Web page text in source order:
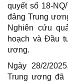
quyết số 18-
đảng Trung
Nghiên cứu
hoạch và Đầu
ương.
Ngày 28/2/
Trung ương đã